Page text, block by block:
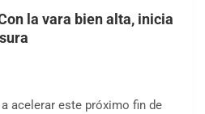
la vara bien alta, inicia
acelerar este próximo fin de